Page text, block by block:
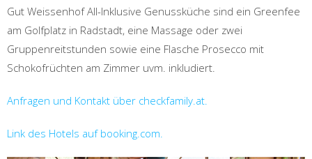
Gut Weissenhof All-Inklusive Genussküche sind ein Greenfee
am Golfplatz in Radstadt, eine Massage oder zwei
Gruppenreitstunden sowie eine Flasche Prosecco mit
Schokofrüchten am Zimmer uvm. inkludiert.
Anfragen und Kontakt über checkfamily.at.
Link des Hotels auf booking.com.